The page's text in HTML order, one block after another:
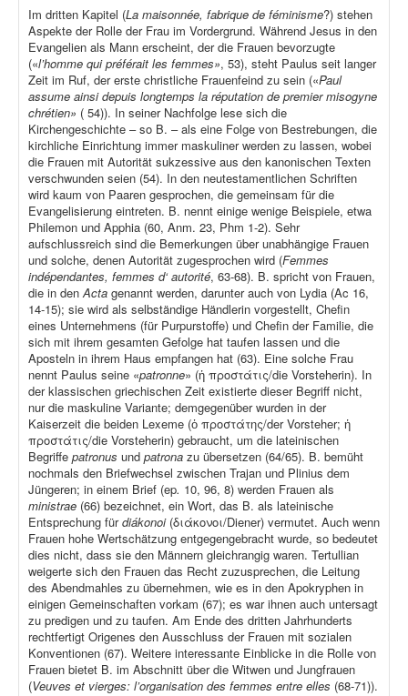
Im dritten Kapitel (La maisonnée, fabrique de féminisme?) stehen
Aspekte der Rolle der Frau im Vordergrund. Während Jesus in den
Evangelien als Mann erscheint, der die Frauen bevorzugte
(«l’homme qui préférait les femmes», 53), steht Paulus seit langer
Zeit im Ruf, der erste christliche Frauenfeind zu sein («Paul
assume ainsi depuis longtemps la réputation de premier misogyne
chrétien» ( 54)). In seiner Nachfolge lese sich die
Kirchengeschichte – so B. – als eine Folge von Bestrebungen, die
kirchliche Einrichtung immer maskuliner werden zu lassen, wobei
die Frauen mit Autorität sukzessive aus den kanonischen Texten
verschwunden seien (54). In den neutestamentlichen Schriften
wird kaum von Paaren gesprochen, die gemeinsam für die
Evangelisierung eintreten. B. nennt einige wenige Beispiele, etwa
Philemon und Apphia (60, Anm. 23, Phm 1-2). Sehr
aufschlussreich sind die Bemerkungen über unabhängige Frauen
und solche, denen Autorität zugesprochen wird (Femmes
indépendantes, femmes d‘ autorité, 63-68). B. spricht von Frauen,
die in denActa genannt werden, darunter auch von Lydia (Ac 16,
14-15); sie wird als selbständige Händlerin vorgestellt, Chefin
eines Unternehmens (für Purpurstoffe) und Chefin der Familie, die
sich mit ihrem gesamten Gefolge hat taufen lassen und die
Aposteln in ihrem Haus empfangen hat (63). Eine solche Frau
nennt Paulus seine «patronne» (ἡ προστάτις/die Vorsteherin). In
der klassischen griechischen Zeit existierte dieser Begriff nicht,
nur die maskuline Variante; demgegenüber wurden in der
Kaiserzeit die beiden Lexeme (ὁ προστάτης/der Vorsteher; ἡ
προστάτις/die Vorsteherin) gebraucht, um die lateinischen
Begriffe patronus und patrona zu übersetzen (64/65). B. bemüht
nochmals den Briefwechsel zwischen Trajan und Plinius dem
Jüngeren; in einem Brief (ep. 10, 96, 8) werden Frauen als
ministrae (66) bezeichnet, ein Wort, das B. als lateinische
Entsprechung fürdiákonoi (διάκονοι/Diener) vermutet. Auch wenn
Frauen hohe Wertschätzung entgegengebracht wurde, so bedeutet
dies nicht, dass sie den Männern gleichrangig waren. Tertullian
weigerte sich den Frauen das Recht zuzusprechen, die Leitung
des Abendmahles zu übernehmen, wie es in den Apokryphen in
einigen Gemeinschaften vorkam (67); es war ihnen auch untersagt
zu predigen und zu taufen. Am Ende des dritten Jahrhunderts
rechtfertigt Origenes den Ausschluss der Frauen mit sozialen
Konventionen (67). Weitere interessante Einblicke in die Rolle von
Frauen bietet B. im Abschnitt über die Witwen und Jungfrauen
(Veuves et vierges: l’organisation des femmes entre elles (68-71)).